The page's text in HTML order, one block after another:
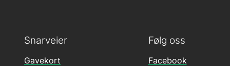
Følg oss
Facebook
Snarveier
Gavekort